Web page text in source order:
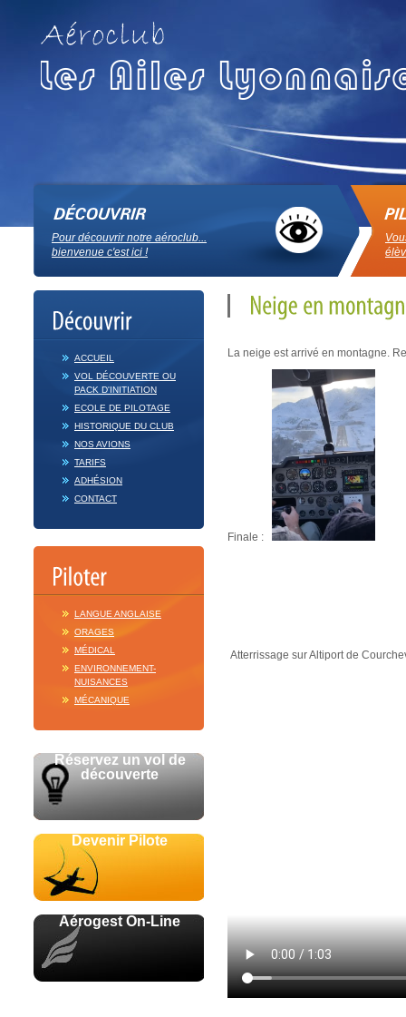
Pour découvrir notre aéroclub...
bienvenue c'est ici !
ACCUEIL
VOL DÉCOUVERTE OU
PACK D'INITIATION
ECOLE DE PILOTAGE
HISTORIQUE DU CLUB
NOS AVIONS
TARIFS
ADHÉSION
CONTACT
LANGUE ANGLAISE
ORAGES
MÉDICAL
ENVIRONNEMENT-
NUISANCES
MÉCANIQUE
Réservez un vol de
découverte
Devenir Pilote
Aérogest On-Line
La neige est arrivé en montagne.
Finale :
Atterrissage sur Altiport de